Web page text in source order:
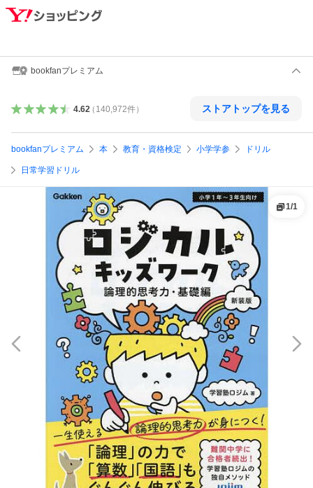
bookfanプレミアム
4.62（ 140,972件） ストアトップを見る
bookfanプレミアム 本 教育・資格検定 小学学参 ドリル
日常学習ドリル
1/1